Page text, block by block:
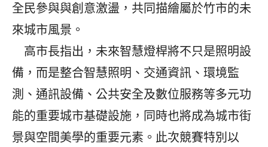
全民參與與創意激盪，共同描繪屬於竹市的未
來城市風景。
高市長指出，未來智慧燈桿將不只是照明設
備，而是整合智慧照明、交通資訊、環境監
測、通訊設備、公共安全及數位服務等多元功
能的重要城市基礎設施，同時也將成為城市街
景與空間美學的重要元素。此次競賽特別以